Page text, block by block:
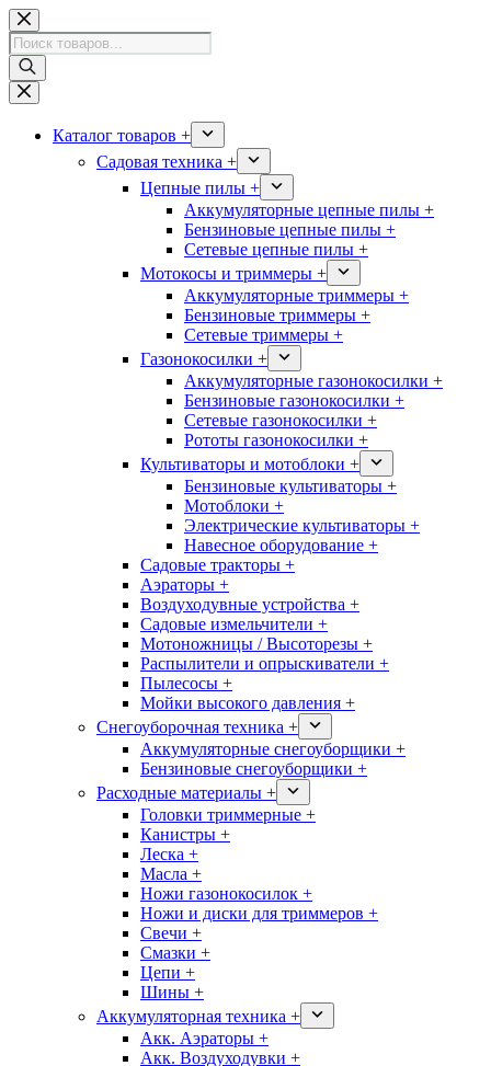
Перейти
к
сути
Поиск
товаров
Каталог товаров +
Садовая техника +
Цепные пилы +
Аккумуляторные цепные пилы +
Бензиновые цепные пилы +
Сетевые цепные пилы +
Мотокосы и триммеры +
Аккумуляторные триммеры +
Бензиновые триммеры +
Сетевые триммеры +
Газонокосилки +
Аккумуляторные газонокосилки +
Бензиновые газонокосилки +
Сетевые газонокосилки +
Рототы газонокосилки +
Культиваторы и мотоблоки +
Бензиновые культиваторы +
Мотоблоки +
Электрические культиваторы +
Навесное оборудование +
Садовые тракторы +
Аэраторы +
Воздуходувные устройства +
Садовые измельчители +
Мотоножницы / Высоторезы +
Распылители и опрыскиватели +
Пылесосы +
Мойки высокого давления +
Снегоуборочная техника +
Аккумуляторные снегоуборщики +
Бензиновые снегоуборщики +
Расходные материалы +
Головки триммерные +
Канистры +
Леска +
Масла +
Ножи газонокосилок +
Ножи и диски для триммеров +
Свечи +
Смазки +
Цепи +
Шины +
Аккумуляторная техника +
Акк. Аэраторы +
Акк. Воздуходувки +